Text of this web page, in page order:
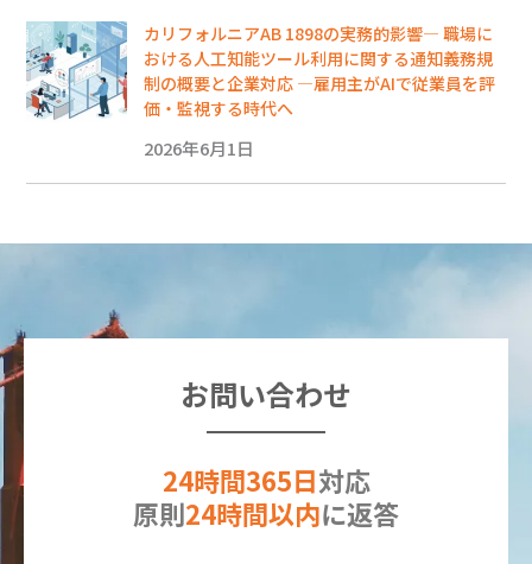
カリフォルニアAB 1898の実務的影響― 職場に
おける人工知能ツール利用に関する通知義務規
制の概要と企業対応 ―雇用主がAIで従業員を評
価・監視する時代へ
2026年6月1日
お問い合わせ
24時間365日対応
原則24時間以内に返答